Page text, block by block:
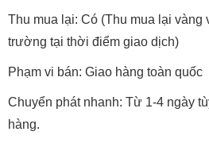
Thu mua lại: Có (Thu mua lại vàng
trường tại thời điểm giao dịch)
Phạm vi bán: Giao hàng toàn quốc
Chuyển phát nhanh: Từ 1-4 ngày
hàng.